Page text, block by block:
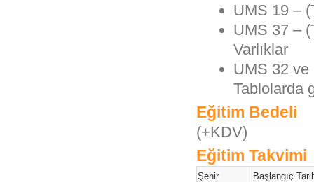
UMS 19 –
UMS 37 –
Varlıklar
UMS 32 ve
Tablolarda
Eğitim Bedeli
(+KDV)
Eğitim Takvimi
Şehir
Başlangıç